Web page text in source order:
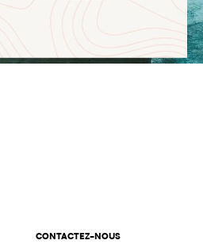
CONTACTEZ-NOUS